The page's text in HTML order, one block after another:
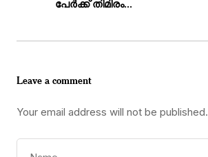
പേർക്ക് തിമിരം...
Leave a comment
Your email address will not be published.